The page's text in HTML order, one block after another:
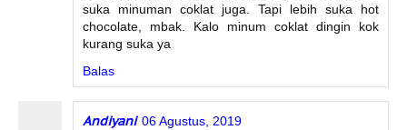
suka minuman coklat juga. Tapi lebih suka hot
chocolate, mbak. Kalo minum coklat dingin kok
kurang suka ya
Balas
Andiyani 06 Agustus, 2019